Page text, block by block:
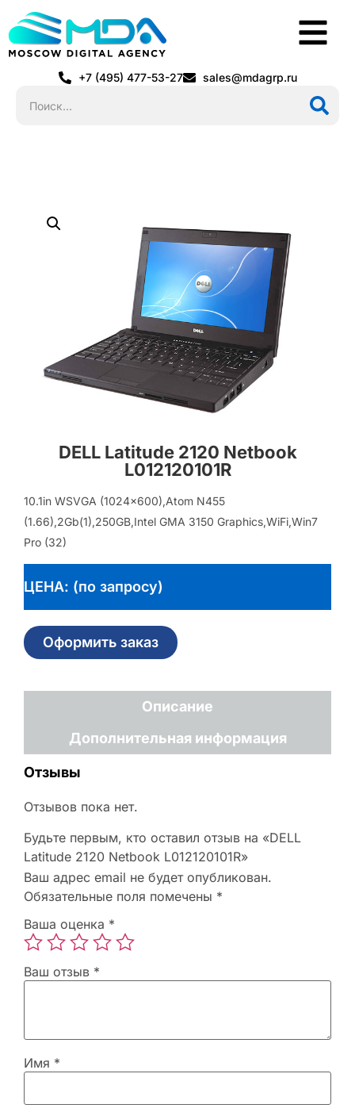
+7 (495) 477-53-27 sales@mdagrp.ru
DELL Latitude 2120 Netbook
L012120101R
10.1in WSVGA (1024×600),Atom N455
(1.66),2Gb(1),250GB,Intel GMA 3150 Graphics,WiFi,Win7
Pro (32)
ЦЕНА: (по запросу)
Оформить заказ
Описание
Дополнительная информация
Отзывы
Отзывов пока нет.
Будьте первым, кто оставил отзыв на «DELL
Latitude 2120 Netbook L012120101R»
Ваш адрес email не будет опубликован.
Обязательные поля помечены *
Ваша оценка *
Ваш отзыв *
Имя *